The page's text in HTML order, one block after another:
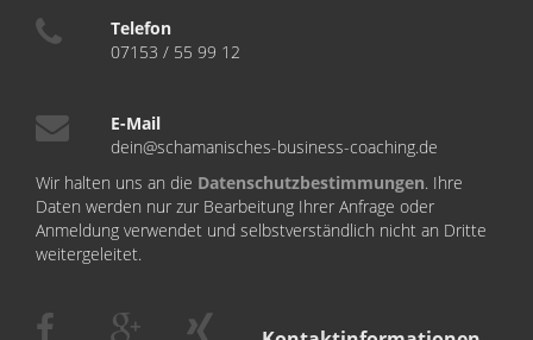
Telefon
07153 / 55 99 12
E-Mail
dein@schamanisches-business-coaching.de
Wir halten uns an die Datenschutzbestimmungen. Ihre
Daten werden nur zur Bearbeitung Ihrer Anfrage oder
Anmeldung verwendet und selbstverständlich nicht an Dritte
weitergeleitet.